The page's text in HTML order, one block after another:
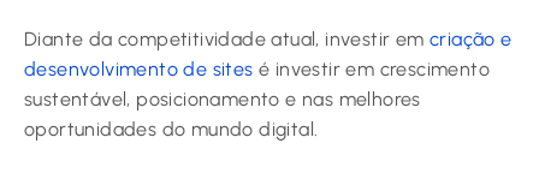
Diante da competitividade atual, investir em criação e
desenvolvimento de sites é investir em crescimento
sustentável, posicionamento e nas melhores
oportunidades do mundo digital.